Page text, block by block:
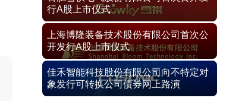
行A股上市仪式
上海博隆装备技术股份有限公司首次公
开发行A股上市仪式
佳禾智能科技股份有限公司向不特定对
象发行可转换公司债券网上路演